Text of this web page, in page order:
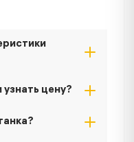
узнать цену?